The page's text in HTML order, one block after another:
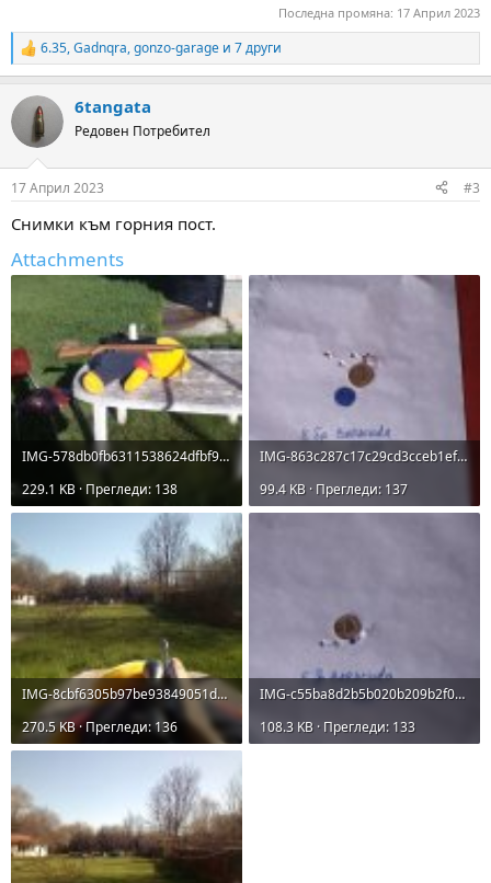
Последна промяна: 17 Април 2023
R
e
c
i
s
6.35,Gadnqra,gonzo-garage и 7 други
6tangata
Редовен Потребител
17 Април 2023 #3
Снимки към горния пост.
Attachments
IMG-578db0fb6311538624dfbf92aaff9bad-V.jpg
229.1 KB · Прегледи: 138
IMG-863c287c17c29cd3cceb1efbf3e44296-V.jpg
99.4 KB · Прегледи: 137
IMG-8cbf6305b97be93849051d1176d52770-V.jpg
270.5 KB · Прегледи: 136
IMG-c55ba8d2b5b020b209b2f07168e1b955-V.jpg
108.3 KB · Прегледи: 133